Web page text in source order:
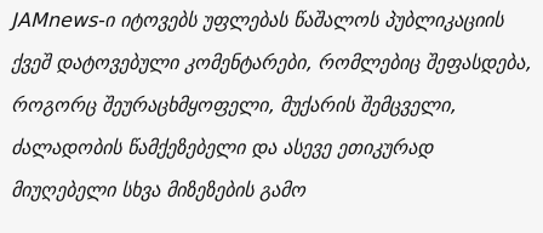
JAMnews-ი იტოვებს უფლებას წაშალოს პუბლიკაციის
ქვეშ დატოვებული კომენტარები, რომლებიც შეფასდება,
როგორც შეურაცხმყოფელი, მუქარის შემცველი,
ძალადობის წამქეზებელი და ასევე ეთიკურად
მიუღებელი სხვა მიზეზების გამო